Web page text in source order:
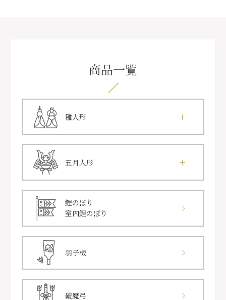
商品一覧
雛人形
五月人形
鯉のぼり
室内鯉のぼり
羽子板
破魔弓